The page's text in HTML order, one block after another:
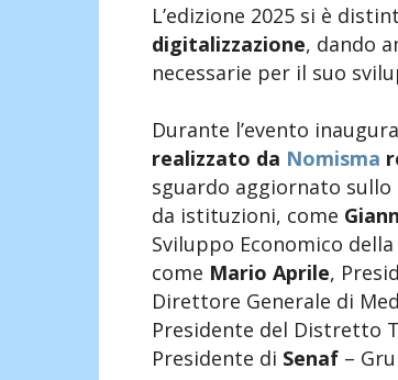
L’edizione 2025 si è
digitalizzazione, dando
necessarie per il suo
Durante l’evento
realizzato da Nomisma
sguardo aggiornato
da istituzioni, come
Sviluppo Economico
come Mario Aprile,
Direttore Generale di
Presidente del Distretto
Presidente di Senaf –